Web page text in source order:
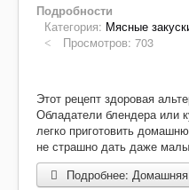
Соусы, заправки
Домашнее
Закуски, бутерброды
Десерты
Подробности
Категория: Мясные
Просмотров: 703
Этот рецепт здоровая
Обладатели блендера или
легко приготовить
не страшно дать даже
Подробнее: